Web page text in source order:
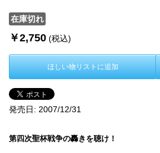
在庫切れ
￥2,750 (税込)
ほしい物リストに追加
発売日: 2007/12/31
第四次聖杯戦争の轟きを聴け！